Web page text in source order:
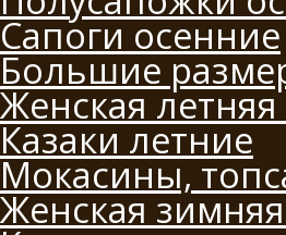
Сапоги осенние
Большие
Женская
Казаки летние
Мокасины,
Женская